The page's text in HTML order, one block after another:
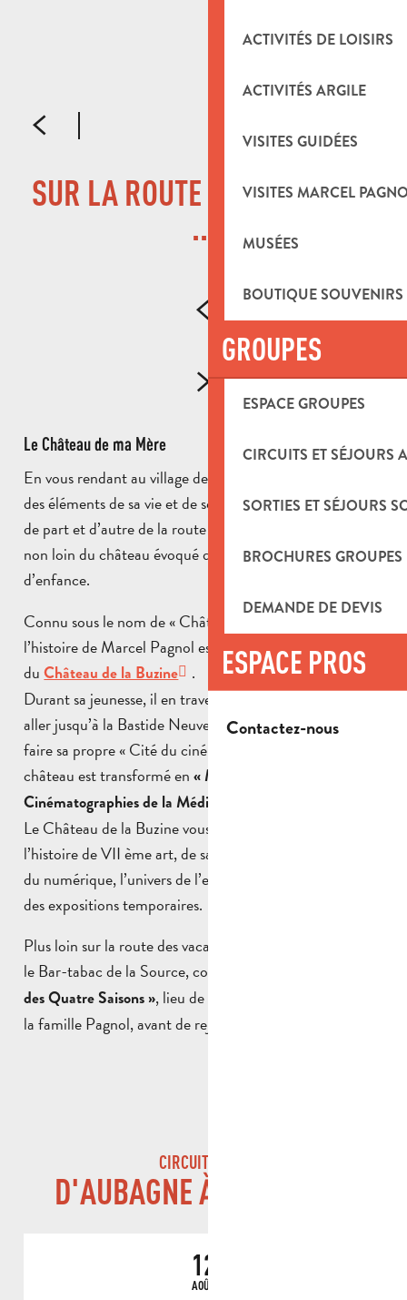
ACTIVITÉS DE LOISIRS
ACTIVITÉS ARGILE
VISITES GUIDÉES
VISITES MARCEL
MUSÉES
BOUTIQUE
GROUPES
ESPACE GROUPES
CIRCUITS ET SÉJOURS
SORTIES ET SÉJOURS
BROCHURES GROUPES
DEMANDE DE DEVIS
ESPACE PROS
Contactez-nous
MAISON NATALE DE MARCEL PAGNOL
LIRE LA SUITE
SUR LA ROUTE DE LA TREILLE
...
Le Château de ma Mère
En vous rendant au village de La Treille, vous croiserez
des éléments de sa vie et de son oeuvre : vous apercevrez
de part et d’autre de la route les portes du célèbre canal,
non loin du château évoqué dans ses souvenirs
d’enfance.
Connu sous le nom de « Château de ma mère »,
l’histoire de Marcel Pagnol est intimement liée à à celle
duChâteau de la Buzine
.
Durant sa jeunesse, il en traversait le parc en secret pour
aller jusqu’à la Bastide Neuve, il l’acheta en 1941 pour y
faire sa propre « Cité du cinéma » et aujourd’hui le
château est transformé en« Maison des
Cinématographies de la Méditerranée »
Le Château de la Buzine vous propose de découvrir
l’histoire de VII ème art, de sa création jusqu’au succès
du numérique, l’univers de l’enfants du pays ainsi que
des expositions temporaires.
Plus loin sur la route des vacances, vous passerez devant
le Bar-tabac de la Source, connu sous le nom du «
des Quatre Saisons », lieu de rencontre entre François et
la famille Pagnol, avant de rejoindre la Bastide Neuve.
CIRCUIT GUIDÉ
D'AUBAGNE À LA TREILLE
12
AOÛT